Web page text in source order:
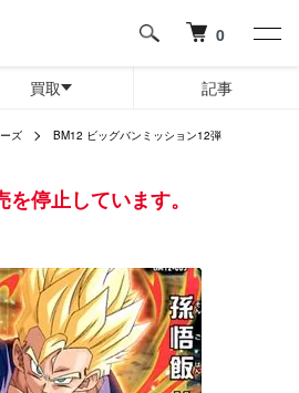
0
買取 記事
ズ BM12 ビッグバンミッション12弾
停止しています。